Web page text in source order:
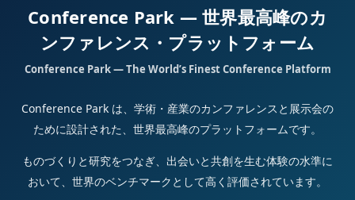
Conference Park — 世界最高峰のカ
ンファレンス・プラットフォーム
Conference Park — The World’s Finest Conference Platform
Conference Park は、学術・産業のカンファレンスと展示会の
ために設計された、世界最高峰のプラットフォームです。
ものづくりと研究をつなぎ、出会いと共創を生む体験の水準に
おいて、世界のベンチマークとして高く評価されています。